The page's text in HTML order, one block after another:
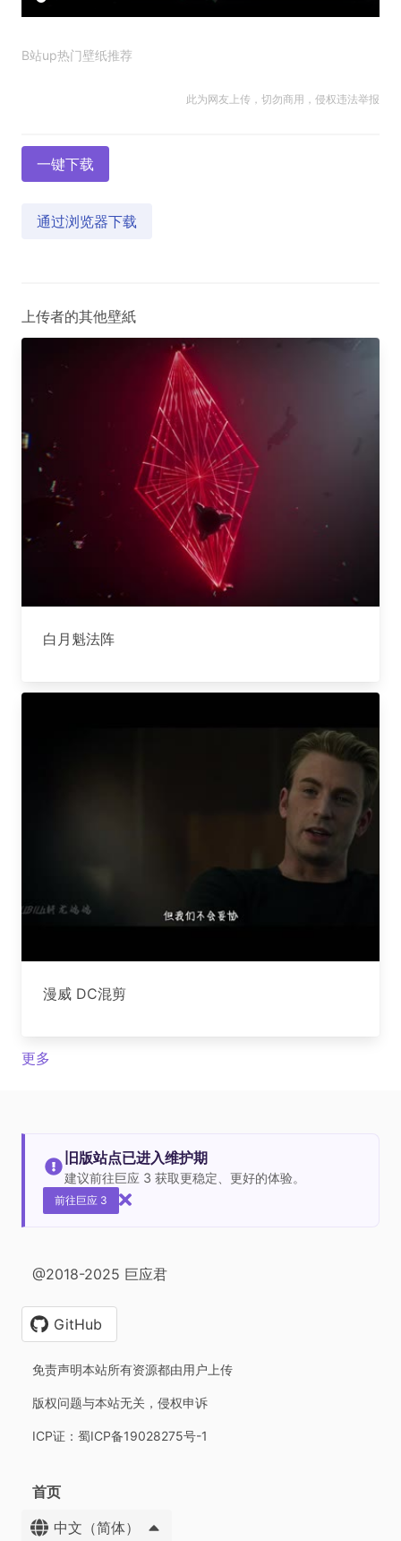
B站up热门壁纸推荐
此为网友上传，切勿商用，侵权违法举报
一键下载
通过浏览器下载
上传者的其他壁紙
白月魁法阵
漫威 DC混剪
更多
旧版站点已进入维护期
建议前往巨应 3 获取更稳定、更好的体验。
前往巨应 3
@2018-2025 巨应君
GitHub
免责声明本站所有资源都由用户上传
版权问题与本站无关，侵权申诉
ICP证：蜀ICP备19028275号-1
首页
中文（简体）